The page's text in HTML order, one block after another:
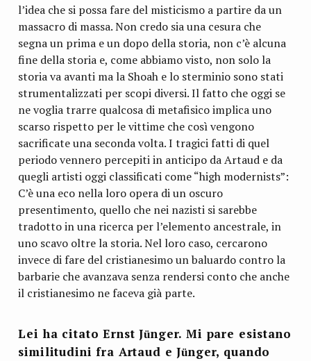
l’idea che si possa fare del misticismo a partire da un
massacro di massa. Non credo sia una cesura che
segna un prima e un dopo della storia, non c’è alcuna
fine della storia e, come abbiamo visto, non solo la
storia va avanti ma la Shoah e lo sterminio sono stati
strumentalizzati per scopi diversi. Il fatto che oggi se
ne voglia trarre qualcosa di metafisico implica uno
scarso rispetto per le vittime che così vengono
sacrificate una seconda volta. I tragici fatti di quel
periodo vennero percepiti in anticipo da Artaud e da
quegli artisti oggi classificati come “high modernists”:
C’è una eco nella loro opera di un oscuro
presentimento, quello che nei nazisti si sarebbe
tradotto in una ricerca per l’elemento ancestrale, in
uno scavo oltre la storia. Nel loro caso, cercarono
invece di fare del cristianesimo un baluardo contro la
barbarie che avanzava senza rendersi conto che anche
il cristianesimo ne faceva già parte.
Lei ha citato Ernst Jünger. Mi pare esistano
similitudini fra Artaud e Jünger, quando